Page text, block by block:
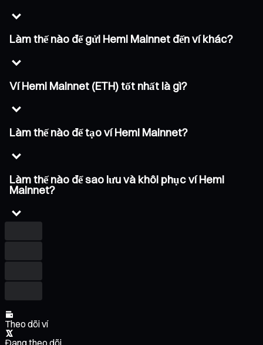
Làm thế nào để gửi Hemi Mainnet đến ví khác?
Ví Hemi Mainnet (ETH) tốt nhất là gì?
Làm thế nào để tạo ví Hemi Mainnet?
Làm thế nào để sao lưu và khôi phục ví Hemi
Mainnet?
Theo dõi ví